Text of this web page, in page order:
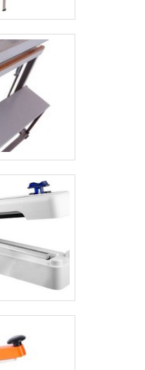
Prodismaq vem
mais clientes
qualidade dos
disponibiliza.